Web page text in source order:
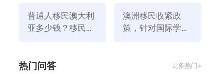
个国家无家可归者的数量。
据澳洲当地媒体一项调查显示，62%的澳洲选民认为该
澳洲政府在预计2022-2023年净移民人数将达到51万人
普通人移民澳大利
亚多少钱？移民澳
澳洲移民收紧政
策，针对国际学生
热门问答 更多热门>